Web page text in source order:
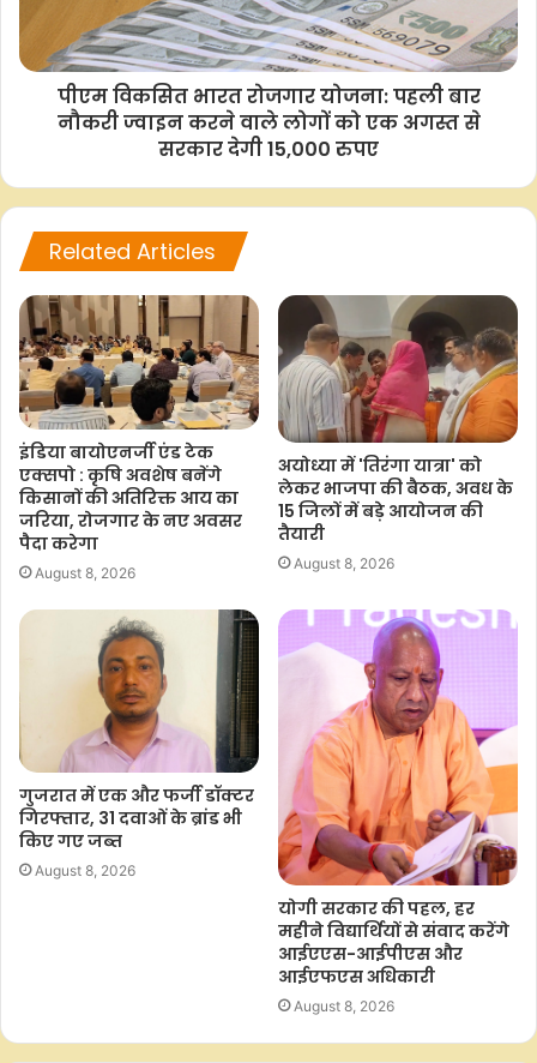
–आईएएनएस
एफएम/
F
c
b
o
o
k
W
a
s
A
p
p
T
i
t
e
r
C
p
L
i
n
k
S
a
e
पीएम विकसित भारत रोजगार योजना: पहली बार
नौकरी ज्वाइन करने वाले लोगों को एक अगस्त से
सरकार देगी 15,000 रुपए
Related Articles
इंडिया बायोएनर्जी एंड टेक
एक्सपो : कृषि अवशेष बनेंगे
किसानों की अतिरिक्त आय का
जरिया, रोजगार के नए अवसर
पैदा करेगा
August 8, 2026
अयोध्या में 'तिरंगा यात्रा' को
लेकर भाजपा की बैठक, अवध के
15 जिलों में बड़े आयोजन की
तैयारी
August 8, 2026
गुजरात में एक और फर्जी डॉक्टर
गिरफ्तार, 31 दवाओं के ब्रांड भी
किए गए जब्त
August 8, 2026
योगी सरकार की पहल, हर
महीने विद्यार्थियों से संवाद करेंगे
आईएएस-आईपीएस और
आईएफएस अधिकारी
August 8, 2026